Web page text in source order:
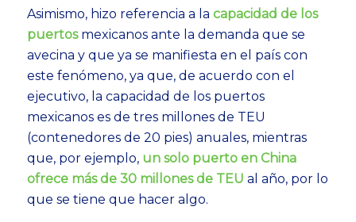
Asimismo, hizo referencia a la capacidad de los
puertosmexicanos ante la demanda que se
avecina y que ya se manifiesta en el país con
este fenómeno, ya que, de acuerdo con el
ejecutivo, la capacidad de los puertos
mexicanos es de tres millones de TEU
(contenedores de 20 pies) anuales, mientras
que, por ejemplo, un solo puerto en China
ofrece más de 30 millones de TEU al año, por lo
que se tiene que hacer algo.